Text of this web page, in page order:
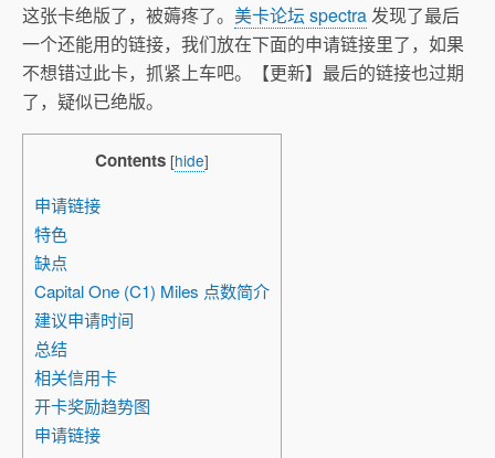
这张卡绝版了，被薅疼了。 美卡论坛 spectra发现了最后
一个还能用的链接，我们放在下面的申请链接里了，如果
不想错过此卡，抓紧上车吧。【更新】最后的链接也过期
了，疑似已绝版。
Contents [hide]
申请链接
特色
缺点
Capital One (C1) Miles 点数简介
建议申请时间
总结
相关信用卡
开卡奖励趋势图
申请链接